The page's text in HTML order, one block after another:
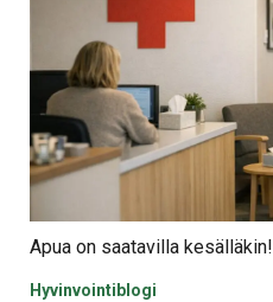
Apua on saatavilla kesälläkin!
Hyvinvointiblogi